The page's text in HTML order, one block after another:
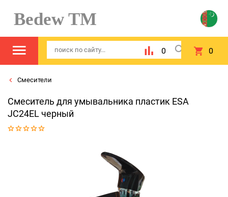
Bedew TM
0 0
Смесители
Смеситель для умывальника пластик ESA
JC24EL черный